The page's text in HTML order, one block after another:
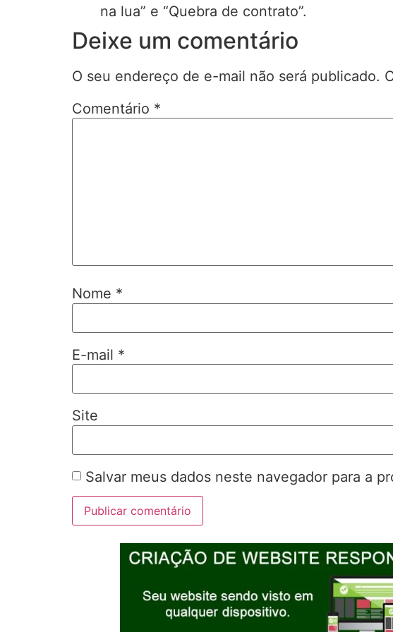
na lua” e “Quebra de contrato”.
Deixe um comentário
O seu endereço de e-mail não será publicado.
Comentário *
Nome *
E-mail *
Site
Salvar meus dados neste navegador para a